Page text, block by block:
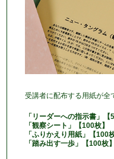
受講者に配布する用紙が全
「リーダーへの指示書」【5
「観察シート」【100枚】
「ふりかえり用紙」【100枚
「踏み出す一歩」【100枚】